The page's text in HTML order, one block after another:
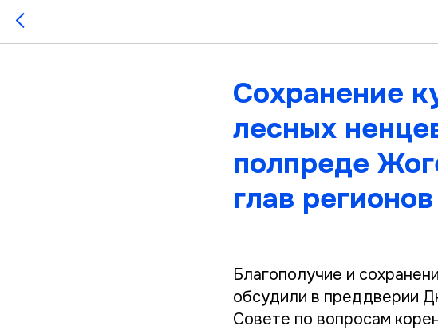
Сохранение
лесных
полпреде
глав
Благополучие и
обсудили в преддверии
Совете по вопросам